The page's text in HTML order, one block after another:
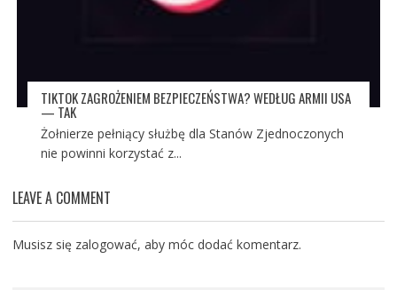
TIKTOK ZAGROŻENIEM BEZPIECZEŃSTWA? WEDŁUG ARMII USA
— TAK
Żołnierze pełniący służbę dla Stanów Zjednoczonych
nie powinni korzystać z...
LEAVE A COMMENT
Musisz się zalogować, aby móc dodać komentarz.